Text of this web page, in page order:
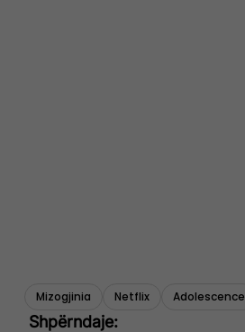
Mizogjinia Netflix Adolescence